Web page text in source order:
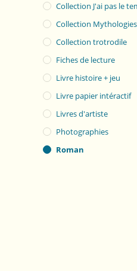
Collection J'ai pas le
Collection Mythologies
Collection trotrodile
Fiches de lecture
Livre histoire + jeu
Livre papier intéractif
Livres d'artiste
Photographies
Roman